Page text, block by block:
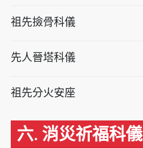
祖先撿骨科儀
先人晉塔科儀
祖先分火安座
六. 消災祈福科儀